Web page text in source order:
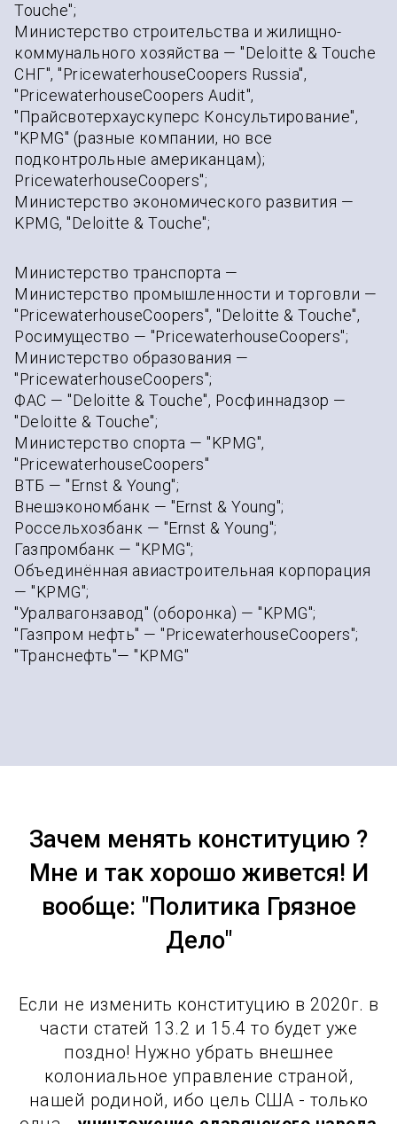
Touche";
Министерство строительства и жилищно-
коммунального хозяйства — "Deloitte & Touche
СНГ", "PricewaterhouseCoopers Russia",
"PricewaterhouseCoopers Audit",
"Прайсвотерхаускуперс Консультирование",
"KPMG" (разные компании, но все
подконтрольные американцам);
PricewaterhouseCoopers";
Министерство экономического развития —
KPMG, "Deloitte & Touche";
Министерство транспорта —
Министерство промышленности и торговли —
"PricewaterhouseCoopers", "Deloitte & Touche",
Росимущество — "PricewaterhouseCoopers";
Министерство образования —
"PricewaterhouseCoopers";
ФАС — "Deloitte & Touche", Росфиннадзор —
"Deloitte & Touche";
Министерство спорта — "KPMG",
"PricewaterhouseCoopers"
ВТБ — "Ernst & Young";
Внешэкономбанк — "Ernst & Young";
Россельхозбанк — "Ernst & Young";
Газпромбанк — "KPMG";
Объединённая авиастроительная корпорация
— "KPMG";
"Уралвагонзавод" (оборонка) — "KPMG";
"Газпром нефть" — "PricewaterhouseCoopers";
"Транснефть"— "KPMG"
Зачем менять конституцию ?
Мне и так хорошо живется! И
вообще: "Политика Грязное
Дело"
Если не изменить конституцию в 2020г. в
части статей 13.2 и 15.4 то будет уже
поздно! Нужно убрать внешнее
колониальное управление страной,
нашей родиной, ибо цель США - только